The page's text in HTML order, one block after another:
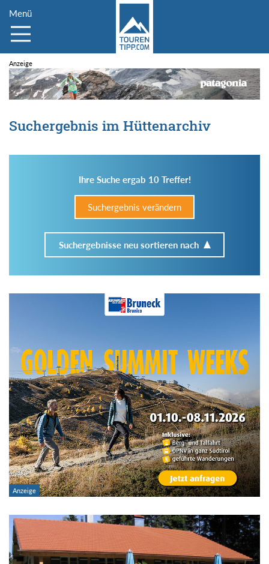
Menü
Suchergebnis im Hüttenarchiv
Ihre Suche ergab 10 Treffer!
Suchergebnis verändern
Suchergebnisse neu sortieren nach
Im Hüttenarchiv suchen
Region:
Gebirge:
Hütten-Typ:
Übernachtung: